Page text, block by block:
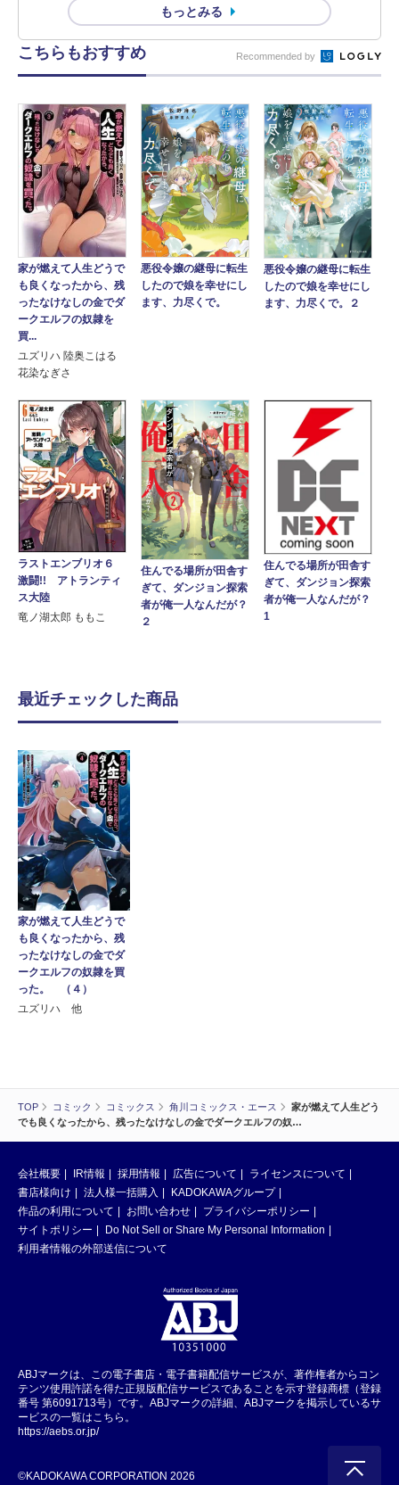
TOP コミック コミックス 角川コミックス・エース
家が燃えて人生どう
でも良くなったから、残ったなけなしの金でダークエルフの奴…
もっとみる
こちらもおすすめ Recommended by
家が燃えて人生どうで
も良くなったから、残
ったなけなしの金でダ
ークエルフの奴隷を
買...
ユズリハ 陸奥こはる
花染なぎさ
悪役令嬢の継母に転生
したので娘を幸せにし
ます、力尽くで。
悪役令嬢の継母に転生
したので娘を幸せにし
ます、力尽くで。２
ラストエンブリオ６
激闘!! アトランティ
ス大陸
竜ノ湖太郎 ももこ
住んでる場所が田舎す
ぎて、ダンジョン探索
者が俺一人なんだが？
２
住んでる場所が田舎す
ぎて、ダンジョン探索
者が俺一人なんだが？
1
最近チェックした商品
家が燃えて人生どうで
も良くなったから、残
ったなけなしの金でダ
ークエルフの奴隷を買
った。 （４）
ユズリハ 他
会社概要 IR情報 採用情報 広告について
ライセンスについて
書店様向け
法人様一括購入
KADOKAWAグループ
作品の利用について
お問い合わせ
プライバシーポリシー
サイトポリシー
Do Not Sell or Share My Personal Information
利用者情報の外部送信について
ABJマークは、この電子書店・電子書籍配信サービスが、著作権者からコン
テンツ使用許諾を得た正規版配信サービスであることを示す登録商標（登録
番号 第6091713号）です。ABJマークの詳細、ABJマークを掲示しているサ
ービスの一覧はこちら。
https://aebs.or.jp/
©KADOKAWA CORPORATION 2026